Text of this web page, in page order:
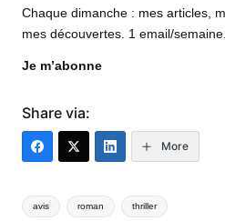
Chaque dimanche : mes articles,
mes découvertes. 1 email/
Je m’abonne
Share via:
More
Tags:
avis roman thriller